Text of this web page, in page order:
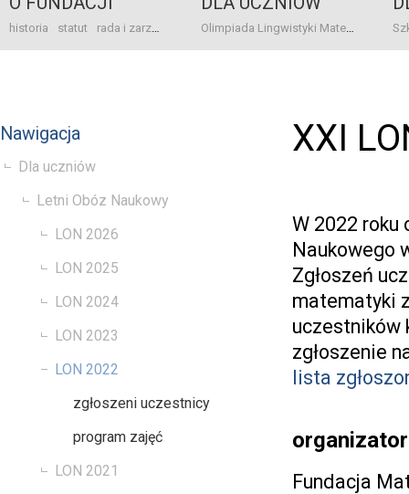
historia statut rada i zarząd dane bankowo-adresowe kontakt
Olimpiada Lingwistyki Matematycznej
Nawigacja
Dla uczniów
Letni Obóz Naukowy
LON 2026
LON 2025
LON 2024
LON 2023
LON 2022
zgłoszeni uczestnicy
program zajęć
LON 2021
XXI
W 2022 roku
Naukowego
Zgłoszeń
matematyki
uczestników
zgłoszenie
lista
organizator
Fundacja